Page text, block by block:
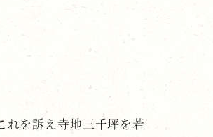
れを訴え寺地三千坪を若